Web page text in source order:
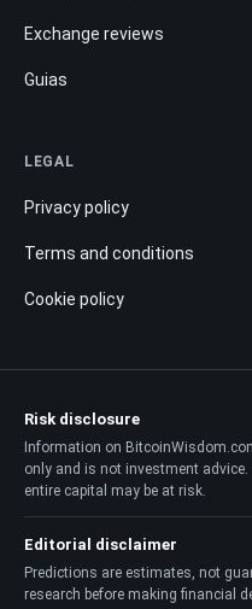
Exchange reviews
Guias
LEGAL
Privacy policy
Terms and conditions
Cookie policy
Risk disclosure
Information on
only and is not investment
entire capital may be at risk.
Editorial disclaimer
Predictions are estimates, not
research before making financial